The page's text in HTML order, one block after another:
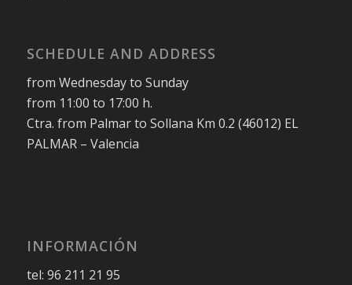
SCHEDULE AND ADDRESS
from Wednesday to Sunday
from 11:00 to 17:00 h.
Ctra. from Palmar to Sollana Km 0.2 (46012) EL
PALMAR – Valencia
INFORMACIÓN
tel: 96 211 21 95